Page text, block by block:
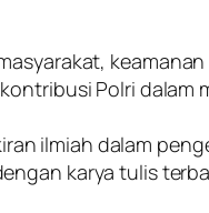
Polri dalam
ilmiah dalam
karya tulis